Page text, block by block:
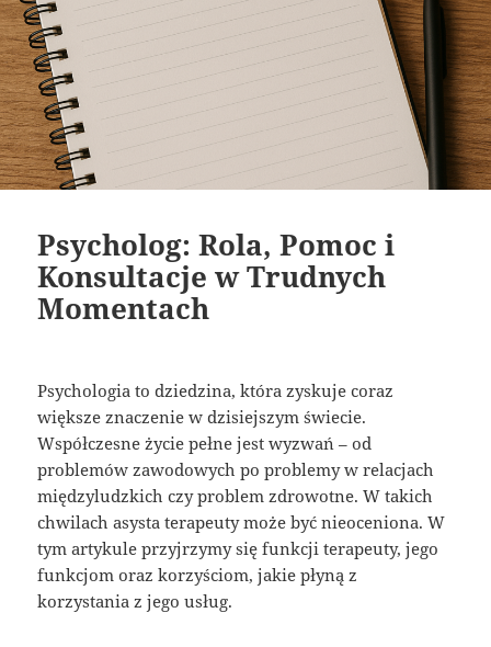
Psycholog: Rola, Pomoc i
Konsultacje w Trudnych
Momentach
Psychologia to dziedzina, która zyskuje coraz
większe znaczenie w dzisiejszym świecie.
Współczesne życie pełne jest wyzwań – od
problemów zawodowych po problemy w relacjach
międzyludzkich czy problem zdrowotne. W takich
chwilach asysta terapeuty może być nieoceniona. W
tym artykule przyjrzymy się funkcji terapeuty, jego
funkcjom oraz korzyściom, jakie płyną z
korzystania z jego usług.